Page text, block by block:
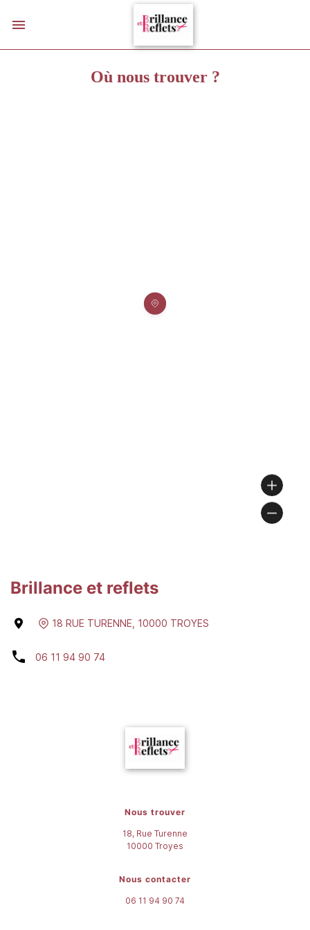
Où nous trouver ?
Brillance et reflets
18 RUE TURENNE 10000 TROYES
06 11 94 90 74
Nous trouver
18, Rue Turenne
10000 Troyes
Nous contacter
06 11 94 90 74